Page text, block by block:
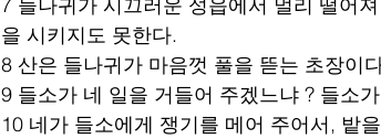
7 들나귀가 시끄러운 성읍에서 멀리 떨어
을 시키지도 못한다.
8 산은 들나귀가 마음껏 풀을 뜯는 초장이
9 들소가 네 일을 거들어 주겠느냐 ? 들소
10 네가 들소에게 쟁기를 메어 주어서, 밭